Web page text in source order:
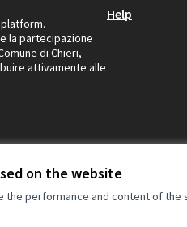
on the website
performance and content of
la partecipazione
di Chieri,
attivamente alle
Help